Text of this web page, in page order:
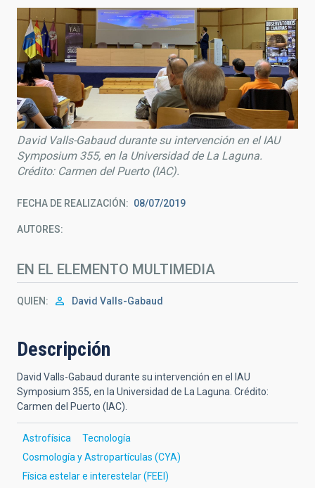
David Valls-Gabaud durante su intervención en el IAU
Symposium 355, en la Universidad de La Laguna.
Crédito: Carmen del Puerto (IAC).
FECHA DE REALIZACIÓN 08/07/2019
AUTORES
EN EL ELEMENTO MULTIMEDIA
QUIEN David Valls-Gabaud
Descripción
David Valls-Gabaud durante su intervención en el IAU
Symposium 355, en la Universidad de La Laguna. Crédito:
Carmen del Puerto (IAC).
Astrofísica
Tecnología
Cosmología y Astropartículas (CYA)
Física estelar e interestelar (FEEI)